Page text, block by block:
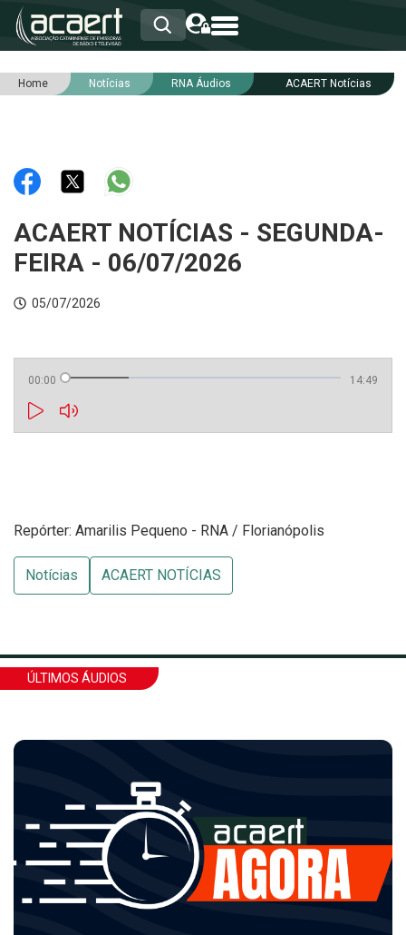
HOME
RNA
NOTÍCIAS
INTEGRIDADE
Home Notícias RNA Áudios ACAERT Notícias
ACAERT NOTÍCIAS - SEGUNDA-
FEIRA - 06/07/2026
05/07/2026
00:00 14:49
Repórter: Amarilis Pequeno - RNA / Florianópolis
Notícias ACAERT NOTÍCIAS
ÚLTIMOS ÁUDIOS